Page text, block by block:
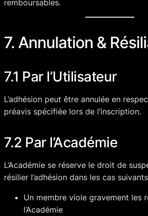
remboursables.
7. Annulation &
7.1 Par l’Utilisateur
L’adhésion peut être annulée en
préavis spécifiée lors de l’inscription.
7.2 Par l’Académie
L’Académie se réserve le droit de
résilier l’adhésion dans les cas
Un membre viole gravement les
l’Académie